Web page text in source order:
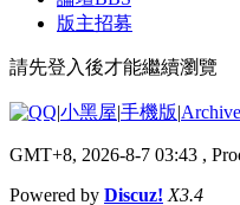
版主招募
請先登入後才能繼續瀏覽
|小黑屋|手機版|
GMT+8, 2026-8-7 03:43 ,
Powered by Discuz! X3.4